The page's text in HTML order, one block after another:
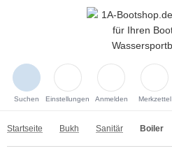
Suchen Einstellungen Anmelden Merkzettel
Startseite Bukh Sanitär Boiler